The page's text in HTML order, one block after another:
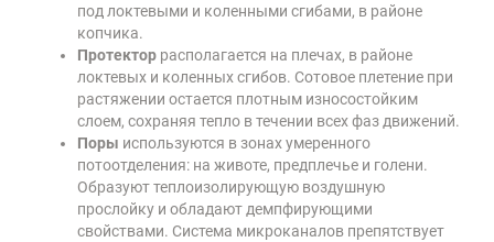
под локтевыми и коленными сгибами, в районе
копчика.
Протектор располагается на плечах, в районе
локтевых и коленных сгибов. Сотовое плетение при
растяжении остается плотным износостойким
слоем, сохраняя тепло в течении всех фаз движений.
Поры используются в зонах умеренного
потоотделения: на животе, предплечье и голени.
Образуют теплоизолирующую воздушную
прослойку и обладают демпфирующими
свойствами. Система микроканалов препятствует